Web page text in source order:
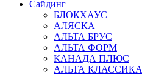
Сайдинг
БЛОКХАУС
АЛЯСКА
АЛЬТА БРУС
АЛЬТА ФОРМ
КАНАДА ПЛЮС
АЛЬТА КЛАССИКА